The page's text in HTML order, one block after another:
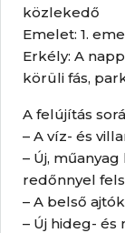
közlekedő
Emelet: 1.
Erkély: A
körüli fás,
A felújítás
– A víz- és
– Új,
redőnnyel
– A belső
– Új hideg-